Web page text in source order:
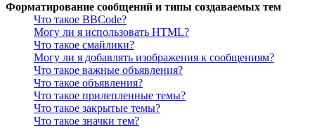
Форматирование сообщений и типы создаваемых тем
Что такое BBCode?
Могу ли я использовать HTML?
Что такое смайлики?
Могу ли я добавлять изображения к сообщениям?
Что такое важные объявления?
Что такое объявления?
Что такое прилепленные темы?
Что такое закрытые темы?
Что такое значки тем?